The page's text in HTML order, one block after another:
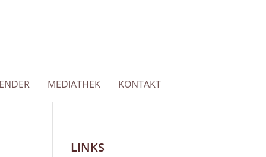
MEDIATHEK KONTAKT
LINKS